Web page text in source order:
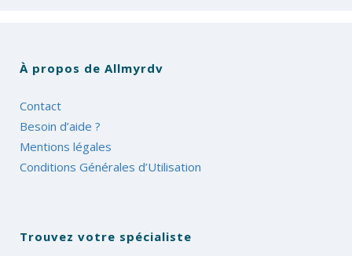
À propos de Allmyrdv
Contact
Besoin d’aide ?
Mentions légales
Conditions Générales d’Utilisation
Trouvez votre spécialiste